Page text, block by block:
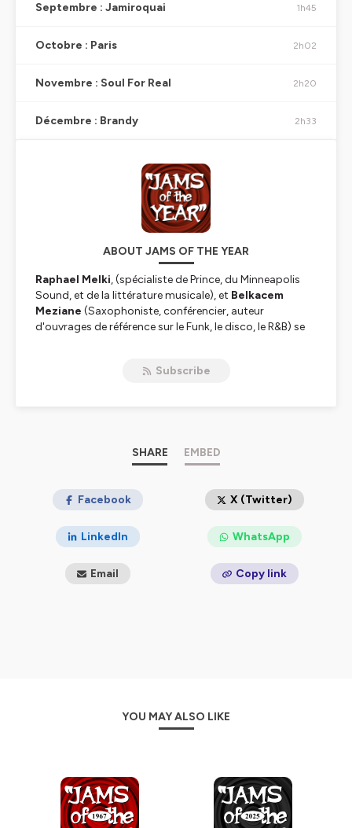
Septembre : Jamiroquai 1h45
Octobre : Paris 2h02
Novembre : Soul For Real 2h20
Décembre : Brandy 2h33
ABOUT JAMS OF THE YEAR
Raphael Melki, (spécialiste de Prince, du Minneapolis
Sound, et de la littérature musicale), et Belkacem
Meziane (Saxophoniste, conférencier, auteur
d'ouvrages de référence sur le Funk, le disco, le R&B) se
Funk, du Rap, de la Soul, du New Jack Swing, du R&B, et
Subscribe
SHARE EMBED
Facebook X (Twitter)
LinkedIn WhatsApp
Email Copy link
YOU MAY ALSO LIKE